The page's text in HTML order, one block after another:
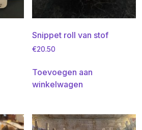
Snippet roll van stof
€20.50
Toevoegen aan
winkelwagen